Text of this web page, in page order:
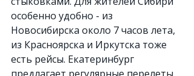
особенно удобно - из
Новосибирска около 7 часов лета,
из Красноярска и Иркутска тоже
есть рейсы. Екатеринбург